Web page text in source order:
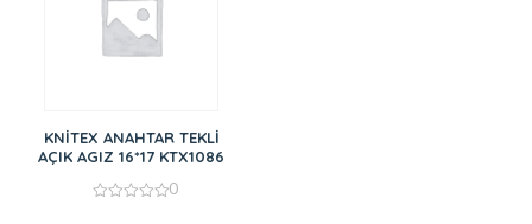
KNİTEX ANAHTAR TEKLİ
AÇIK AGIZ 16*17 KTX1086
0